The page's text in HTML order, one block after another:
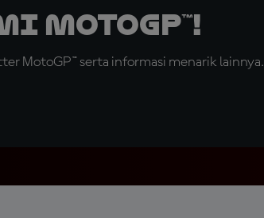
MotoGP™!
MotoGP™ serta informasi menarik lainnya.